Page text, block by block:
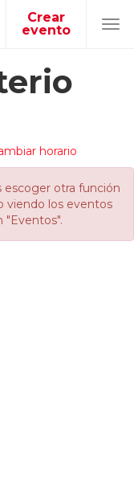
Crear
evento
horario
escoger otra función
viendo los eventos
"Eventos".